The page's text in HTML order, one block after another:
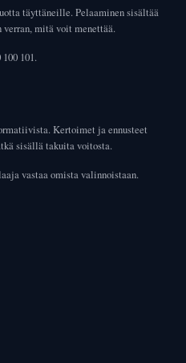
täyttäneille. Pelaaminen sisältää
mitä voit menettää.
101.
Kertoimet ja ennusteet
sisällä takuita voitosta.
vastaa omista valinnoistaan.